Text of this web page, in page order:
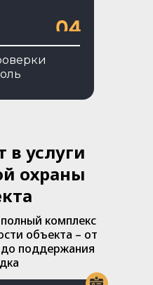
в услуги
охраны
комплекс
объекта – от
поддержания